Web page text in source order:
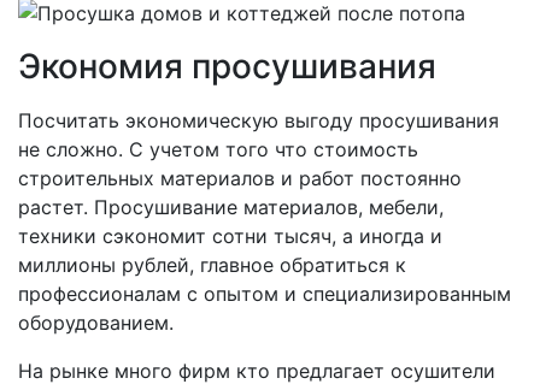
Экономия просушивания
Посчитать экономическую выгоду просушивания
не сложно. С учетом того что стоимость
строительных материалов и работ постоянно
растет. Просушивание материалов, мебели,
техники сэкономит сотни тысяч, а иногда и
миллионы рублей, главное обратиться к
профессионалам с опытом и специализированным
оборудованием.
На рынке много фирм кто предлагает осушители